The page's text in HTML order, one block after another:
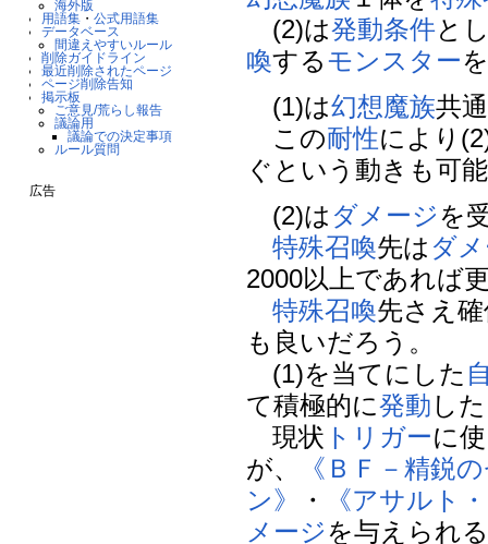
海外版
用語集 ・公式用語集
データベース
間違えやすいルール
削除ガイドライン
最近削除されたページ
ページ削除告知
掲示板
ご意見/荒らし報告
議論用
議論での決定事項
ルール質問
広告
(2)は発動条件と
喚するモンスター
(1)は幻想魔族共
この耐性により
ぐという動きも可
(2)は ダメージを
特殊召喚先は ダ
2000以上であれば
特殊召喚先さえ
も良いだろう。
(1)を当てにした
て積極的に発動 し
現状 トリガーに
が、
《ＢＦ－精鋭
ン》
・
《アサルト
メージを与えられ